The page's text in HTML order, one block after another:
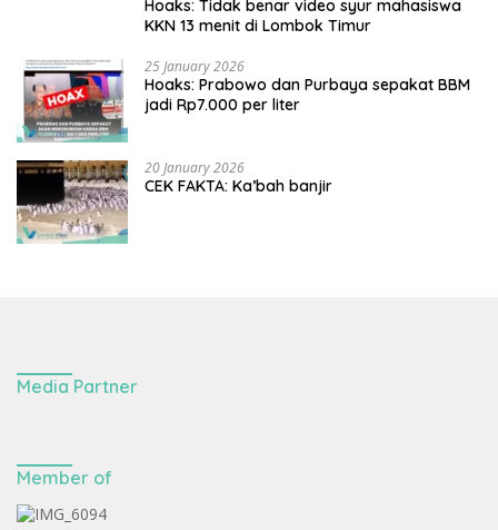
Hoaks: Tidak benar video syur mahasiswa
KKN 13 menit di Lombok Timur
25 January 2026
Hoaks: Prabowo dan Purbaya sepakat BBM
jadi Rp7.000 per liter
20 January 2026
CEK FAKTA: Ka’bah banjir
Media Partner
Member of